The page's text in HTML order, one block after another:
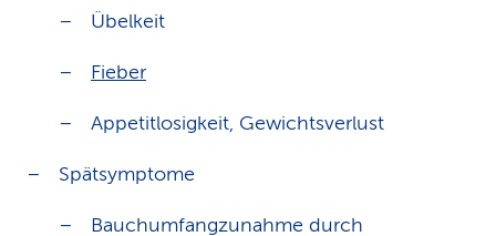
Übelkeit
Fieber
Appetitlosigkeit, Gewichtsverlust
Spätsymptome
Bauchumfangzunahme durch